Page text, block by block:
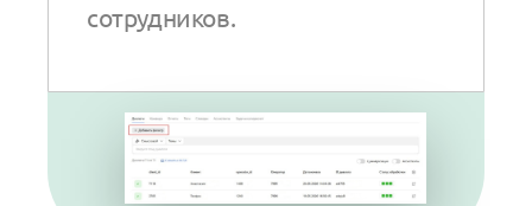
сотрудников.